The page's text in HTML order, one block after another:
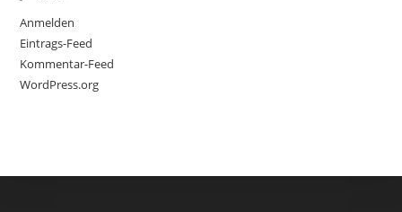
Anmelden
Eintrags-Feed
Kommentar-Feed
WordPress.org